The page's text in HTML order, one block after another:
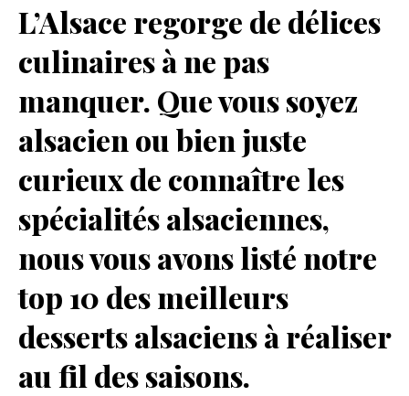
L’Alsace regorge de délices
culinaires à ne pas
manquer. Que vous soyez
alsacien ou bien juste
curieux de connaître les
spécialités alsaciennes,
nous vous avons listé notre
top 10 des meilleurs
desserts alsaciens à réaliser
au fil des saisons.